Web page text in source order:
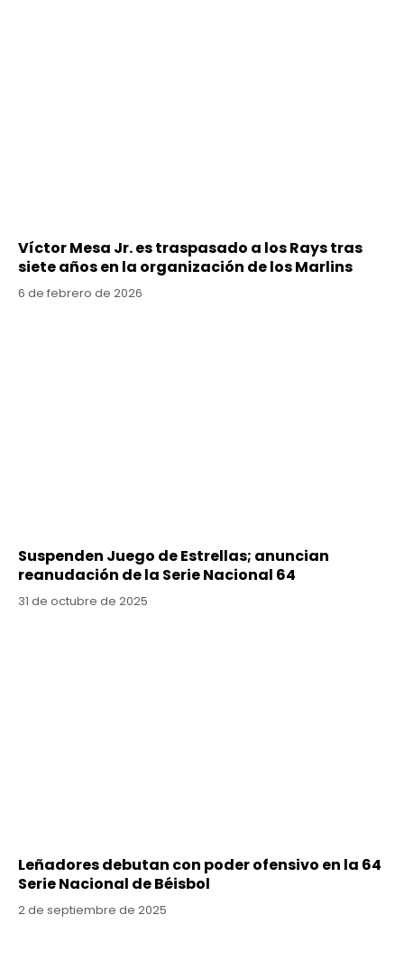
Víctor Mesa Jr. es traspasado a los Rays tras
siete años en la organización de los Marlins
6 de febrero de 2026
Suspenden Juego de Estrellas; anuncian
reanudación de la Serie Nacional 64
31 de octubre de 2025
Leñadores debutan con poder ofensivo en la 64
Serie Nacional de Béisbol
2 de septiembre de 2025